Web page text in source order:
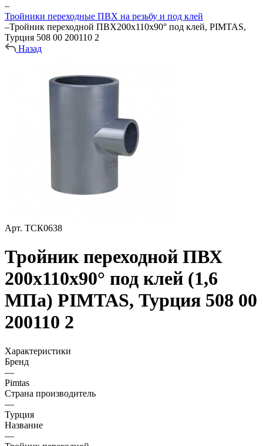
–
Тройники переходные ПВХ на резьбу и под клей
–Тройник переходной ПВХ200х110х90° под клей, PIMTAS,
Турция 508 00 200110 2
Назад
Арт. ТСК0638
Тройник переходной ПВХ
200х110х90° под клей (1,6
МПа) PIMTAS, Турция 508 00
200110 2
Характеристики
Бренд
—
Pimtas
Страна производитель
—
Турция
Название
—